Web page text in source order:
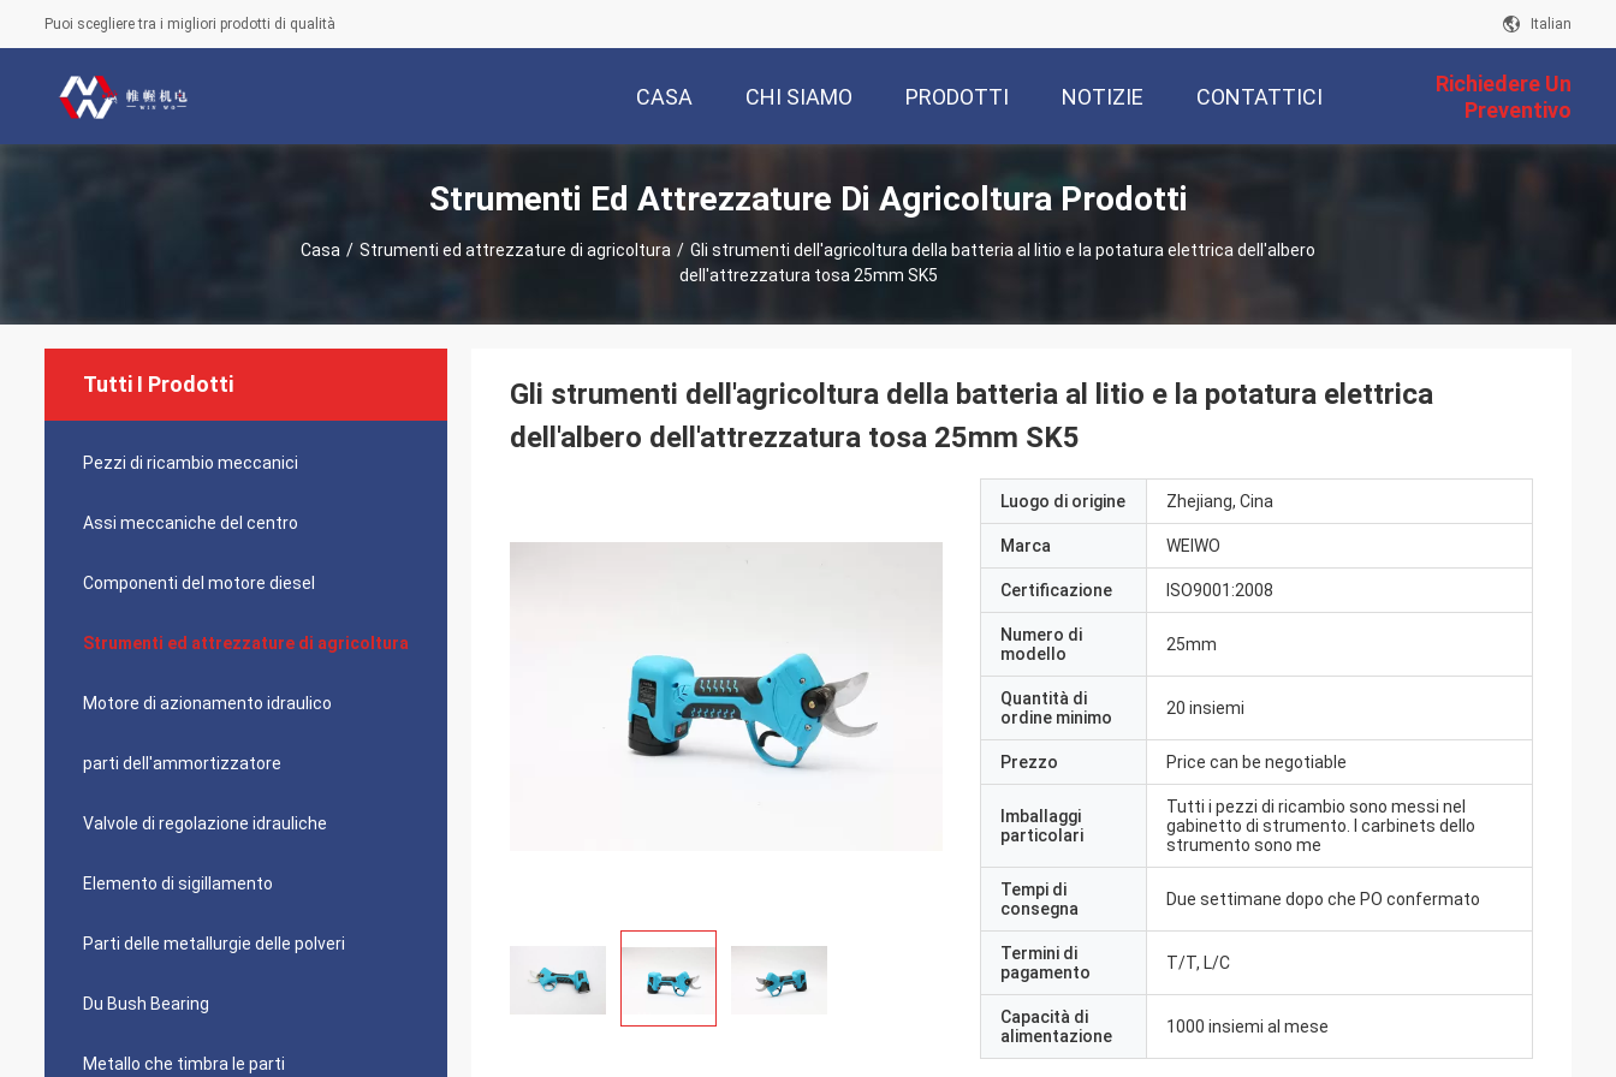
Puoi scegliere tra i migliori prodotti di qualità Italian
CASA CHI SIAMO PRODOTTI NOTIZIE CONTATTICI
Richiedere Un
Preventivo
Strumenti Ed Attrezzature Di Agricoltura Prodotti
Casa / Strumenti ed attrezzature di agricoltura / Gli strumenti dell'agricoltura della batteria al litio e la potatura elettrica dell'albero
dell'attrezzatura tosa 25mm SK5
Tutti I Prodotti
Pezzi di ricambio meccanici
Assi meccaniche del centro
Componenti del motore diesel
Strumenti ed attrezzature di agricoltura
Motore di azionamento idraulico
parti dell'ammortizzatore
Valvole di regolazione idrauliche
Elemento di sigillamento
Parti delle metallurgie delle polveri
Du Bush Bearing
Metallo che timbra le parti
Gli strumenti dell'agricoltura della batteria al litio e la potatura elettrica
dell'albero dell'attrezzatura tosa 25mm SK5
Luogo di origine Zhejiang, Cina
Marca WEIWO
Certificazione ISO9001:2008
Numero di
modello
25mm
Quantità di
ordine minimo
20 insiemi
Prezzo Price can be negotiable
Imballaggi
particolari
Tutti i pezzi di ricambio sono messi nel
gabinetto di strumento. I carbinets dello
strumento sono me
Tempi di
consegna
Due settimane dopo che PO confermato
Termini di
pagamento
T/T, L/C
Capacità di
alimentazione
1000 insiemi al mese